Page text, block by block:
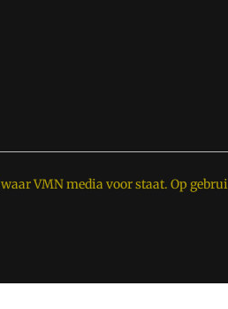
waar VMN media voor staat. Op